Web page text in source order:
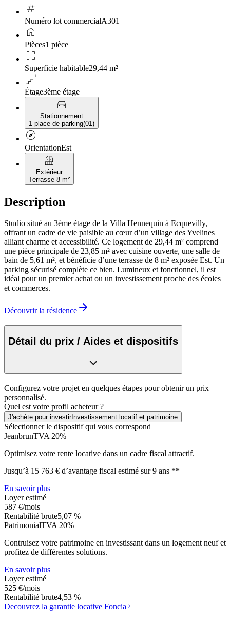
tag
Numéro lot commercialA301
home
Pièces1 pièce
crop_free
Superficie habitable29,44 m²
floor
Étage3ème étage
directions_car
Stationnement
1 place de parking(01)
explore
OrientationEst
balcony
Extérieur
Terrasse 8 m²
Description
Studio situé au 3ème étage de la Villa Hennequin à Ecquevilly,
offrant un cadre de vie paisible au cœur d’un village des Yvelines
alliant charme et accessibilité. Ce logement de 29,44 m² comprend
une pièce principale de 23,85 m² avec cuisine ouverte, une salle de
bain de 5,61 m², et bénéficie d’une terrasse de 8 m² exposée Est. Un
parking sécurisé complète ce bien. Lumineux et fonctionnel, il est
idéal pour un premier achat ou un investissement proche des écoles
et commerces.
Découvrir la résidence
Détail du prix / Aides et dispositifs
Configurez votre projet en quelques étapes pour obtenir un prix
personnalisé.
Quel est votre profil acheteur ?
J'achète pour investirInvestissement locatif et patrimoine
Sélectionner le dispositif qui vous correspond
JeanbrunTVA 20%
Optimisez votre rente locative dans un cadre fiscal attractif.
Jusqu’à 15 763 € d’avantage fiscal estimé sur 9 ans **
En savoir plus
Loyer estimé
587 €/mois
Rentabilité brute5,07 %
PatrimonialTVA 20%
Contruisez votre patrimoine en investissant dans un logement neuf et
profitez de différentes solutions.
En savoir plus
Loyer estimé
525 €/mois
Rentabilité brute4,53 %
Decouvrez la garantie locative Foncia